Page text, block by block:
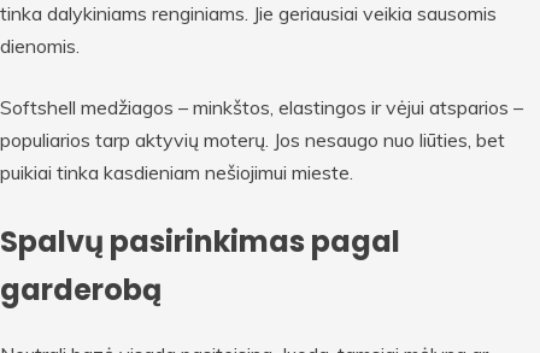
tinka dalykiniams renginiams. Jie geriausiai veikia sausomis
dienomis.
Softshell medžiagos – minkštos, elastingos ir vėjui atsparios –
populiarios tarp aktyvių moterų. Jos nesaugo nuo liūties, bet
puikiai tinka kasdieniam nešiojimui mieste.
Spalvų pasirinkimas pagal
garderobą